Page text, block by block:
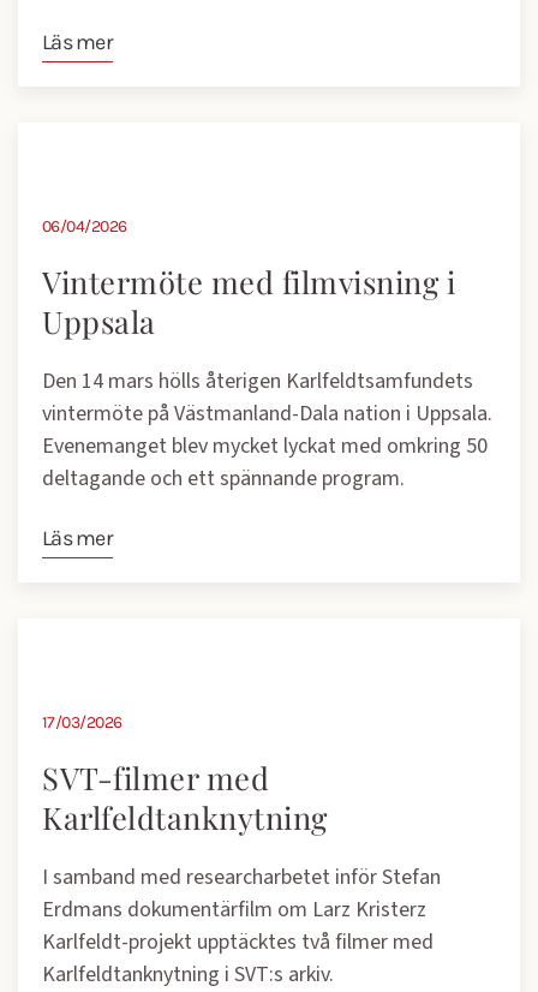
Läs mer
06/04/2026
Vintermöte med filmvisning i
Uppsala
Den 14 mars hölls återigen Karlfeldtsamfundets
vintermöte på Västmanland-Dala nation i Uppsala.
Evenemanget blev mycket lyckat med omkring 50
deltagande och ett spännande program.
Läs mer
17/03/2026
SVT-filmer med
Karlfeldtanknytning
I samband med researcharbetet inför Stefan
Erdmans dokumentärfilm om Larz Kristerz
Karlfeldt-projekt upptäcktes två filmer med
Karlfeldtanknytning i SVT:s arkiv.